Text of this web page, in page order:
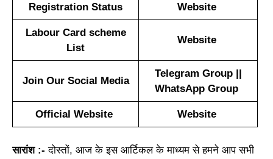
Registration Status Website
Labour Card scheme
List
Website
Join Our Social Media
Telegram Group ||
WhatsApp Group
Official Website Website
सारांश :-दोस्तों, आज के इस आर्टिकल के माध्यम से हमने आप सभी